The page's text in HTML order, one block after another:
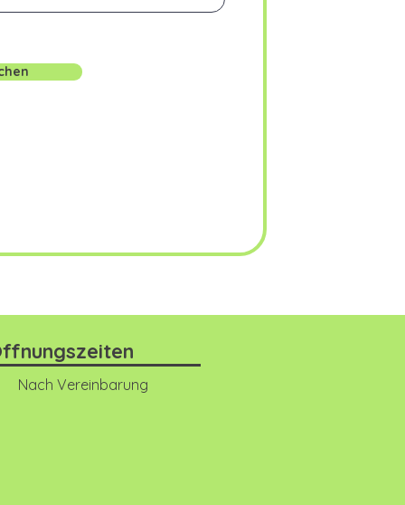
Nach Vereinbarung